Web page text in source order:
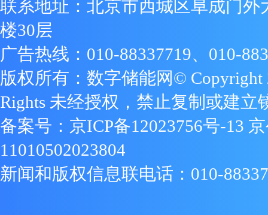
联系地址：北京市西城区阜成门外
楼30层
广告热线：010-88337719、010-
版权所有：数字储能网© Copyright
Rights 未经授权，禁止复制或建立
备案号： 京ICP备12023756号-13
11010502023804
新闻和版权信息联电话：010-